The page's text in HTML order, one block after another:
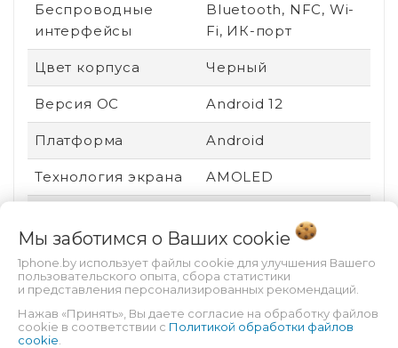
Беспроводные
интерфейсы
Bluetooth, NFC, Wi-
Fi, ИК-порт
Цвет корпуса Черный
Версия ОС Android 12
Платформа Android
Технология экрана AMOLED
Ударопрочный
корпус
Нет
Пыле- и
влагозащита
Мы заботимся о Ваших cookie
1phone.by использует файлы cookie для улучшения Вашего
пользовательского опыта, сбора статистики
и представления персонализированных рекомендаций.
Нажав «Принять», Вы даете согласие на обработку файлов
cookie в соответствии с Политикой обработки файлов
cookie